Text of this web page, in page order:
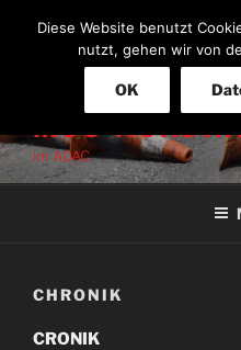
Inhalt
MSC-
im ADAC
CHRONIK
CRONIK
Diese Website benutzt
nutzt, gehen wir von
OK